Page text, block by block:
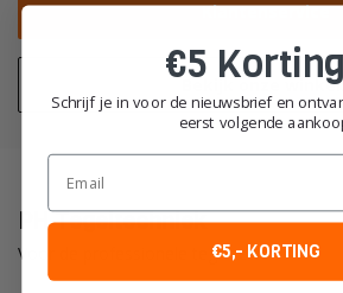
Klantenservice
Bekijk onze winkels
PH Tegeltechniek
Voor de professionele tegelzetter!
€5
Schrijf je in voor de nieuwsbrief en
eerst volgende
Email
€5,- KORTING